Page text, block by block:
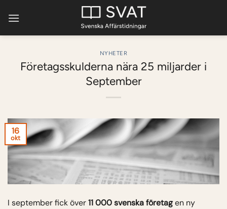
NYHETER
Företagsskulderna nära 25 miljarder i
September
16
okt
I september fick över11 000 svenska företagen ny